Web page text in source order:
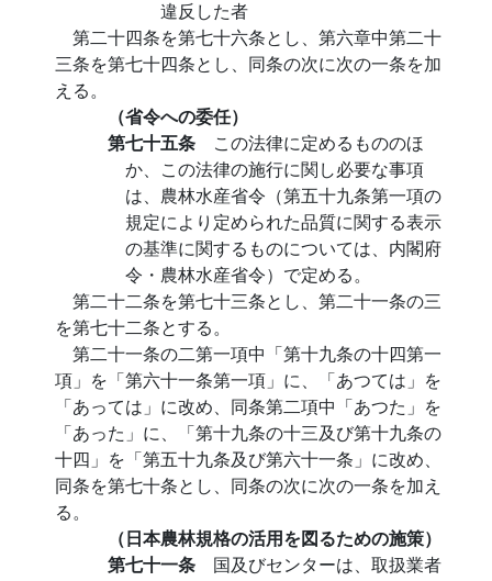
違反した者
第二十四条を第七十六条とし、第六章中第二十
三条を第七十四条とし、同条の次に次の一条を加
える。
（省令への委任）
第七十五条 この法律に定めるもののほ
か、この法律の施行に関し必要な事項
は、農林水産省令（第五十九条第一項の
規定により定められた品質に関する表示
の基準に関するものについては、内閣府
令・農林水産省令）で定める。
第二十二条を第七十三条とし、第二十一条の三
を第七十二条とする。
第二十一条の二第一項中「第十九条の十四第一
項」を「第六十一条第一項」に、「あつては」を
「あっては」に改め、同条第二項中「あつた」を
「あった」に、「第十九条の十三及び第十九条の
十四」を「第五十九条及び第六十一条」に改め、
同条を第七十条とし、同条の次に次の一条を加え
る。
（日本農林規格の活用を図るための施策）
第七十一条 国及びセンターは、取扱業者